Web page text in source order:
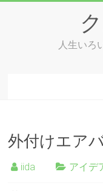
人生いろ
外付けエア
iida アイデ